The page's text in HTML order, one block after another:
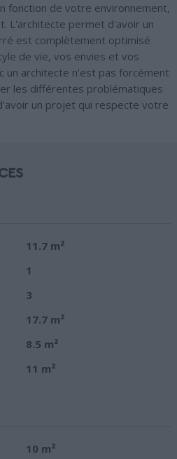
fonction de votre environnement,
L'architecte permet d'avoir un
est complètement optimisé
de vie, vos envies et vos
un architecte n'est pas forcément
les différentes problématiques
un projet qui respecte votre
11.7 m²
1
3
17.7 m²
8.5 m²
11 m²
10 m²